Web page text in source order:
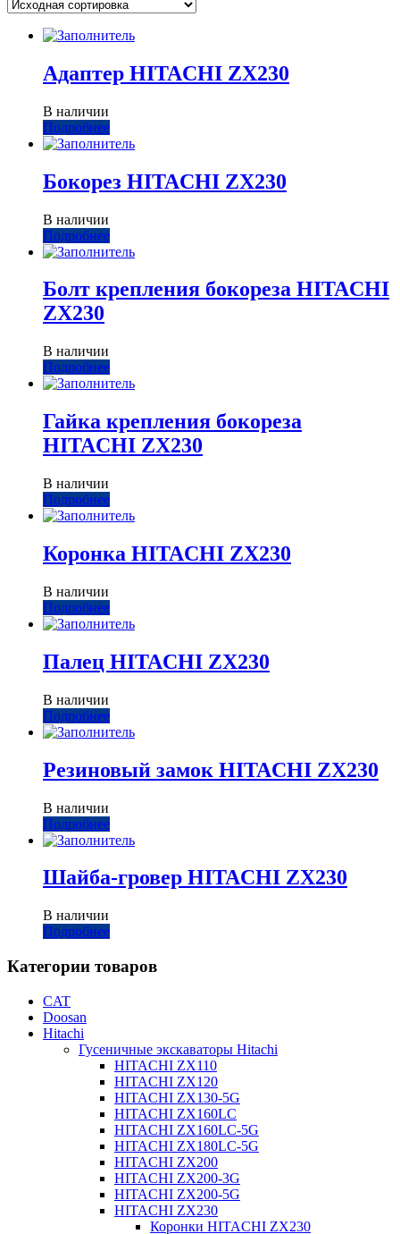
Адаптер HITACHI ZX230
В наличии
Подробнее
Бокорез HITACHI ZX230
В наличии
Подробнее
Болт крепления бокореза HITACHI
ZX230
В наличии
Подробнее
Гайка крепления бокореза
HITACHI ZX230
В наличии
Подробнее
Коронка HITACHI ZX230
В наличии
Подробнее
Палец HITACHI ZX230
В наличии
Подробнее
Резиновый замок HITACHI ZX230
В наличии
Подробнее
Шайба-гровер HITACHI ZX230
В наличии
Подробнее
Категории товаров
CAT
Doosan
Hitachi
Гусеничные экскаваторы Hitachi
HITACHI ZX110
HITACHI ZX120
HITACHI ZX130-5G
HITACHI ZX160LC
HITACHI ZX160LC-5G
HITACHI ZX180LC-5G
HITACHI ZX200
HITACHI ZX200-3G
HITACHI ZX200-5G
HITACHI ZX230
Коронки HITACHI ZX230